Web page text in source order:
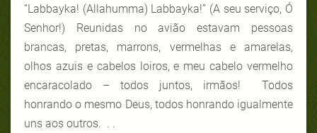
“Labbayka! (Allahumma) Labbayka!” (A seu serviço, Ó
Senhor!) Reunidas no avião estavam pessoas
brancas, pretas, marrons, vermelhas e amarelas,
olhos azuis e cabelos loiros, e meu cabelo vermelho
encaracolado – todos juntos, irmãos!
Todos
honrando o mesmo Deus, todos honrando igualmente
uns aos outros. . .